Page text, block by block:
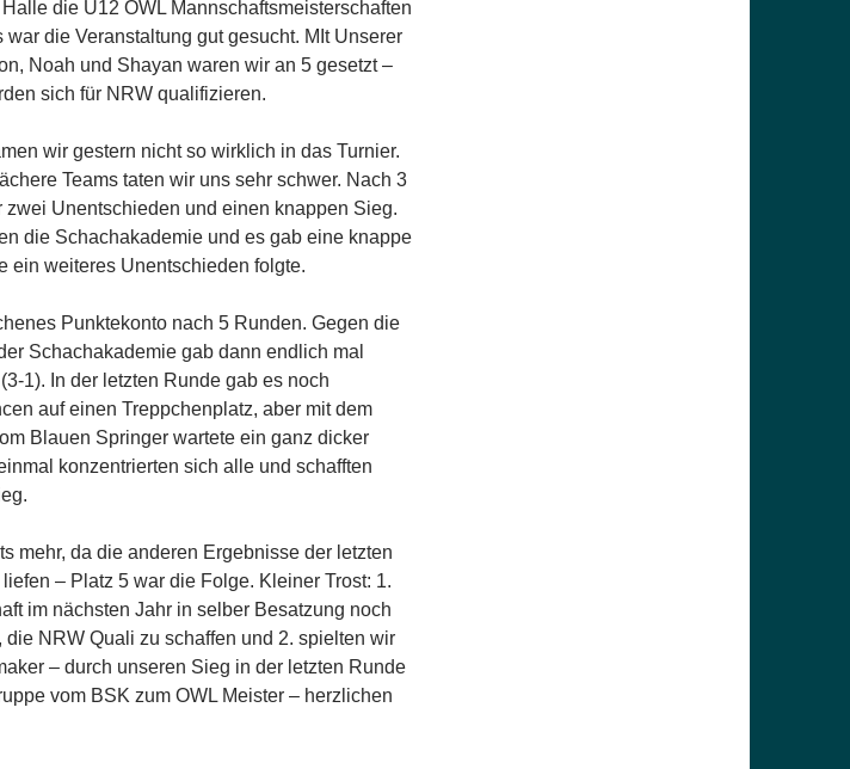
die U12 OWL Mannschaftsmeisterschaften
war die Veranstaltung gut gesucht. MIt Unserer
Noah und Shayan waren wir an 5 gesetzt –
sich für NRW qualifizieren.
wir gestern nicht so wirklich in das Turnier.
Teams taten wir uns sehr schwer. Nach 3
zwei Unentschieden und einen knappen Sieg.
die Schachakademie und es gab eine knappe
ein weiteres Unentschieden folgte.
Punktekonto nach 5 Runden. Gegen die
Schachakademie gab dann endlich mal
1). In der letzten Runde gab es noch
auf einen Treppchenplatz, aber mit dem
Blauen Springer wartete ein ganz dicker
konzentrierten sich alle und schafften
mehr, da die anderen Ergebnisse der letzten
– Platz 5 war die Folge. Kleiner Trost: 1.
im nächsten Jahr in selber Besatzung noch
die NRW Quali zu schaffen und 2. spielten wir
– durch unseren Sieg in der letzten Runde
vom BSK zum OWL Meister – herzlichen